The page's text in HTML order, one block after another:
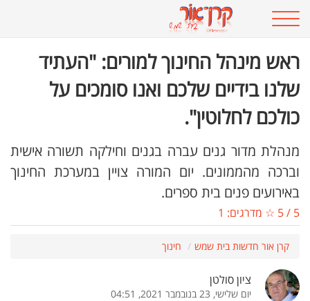
ראש מינהל החינוך למורים: "העתיד
שלנו בידיים שלכם ואנו סומכים על
כולכם לחלוטין".
מנהלת מדור גנים עברה בגנים וחילקה תשורה אישית
וברכה מהממונים. יום המורה צויין במערכת החינוך
באירועים פנים בית ספרים.
5
/
5 ☆ מדרגים: 1
קרן אור חדשות בית שמש חינוך
ציון סולטן
יום שלישי, 23 בנובמבר 2021, 04:51